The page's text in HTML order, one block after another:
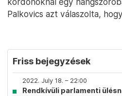
Palkovics azt válaszolta,
Friss bejegyzések
2022. July 18. – 22:00
Rendkívüli parlamenti